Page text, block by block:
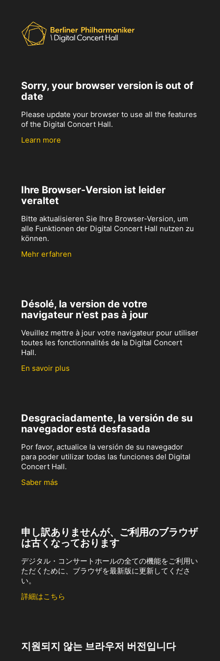
Sorry, your browser version is out of
date
Please update your browser to use all the features
of the Digital Concert Hall.
Learn more
Ihre Browser-Version ist leider
veraltet
Bitte aktualisieren Sie Ihre Browser-Version, um
alle Funktionen der Digital Concert Hall nutzen zu
können.
Mehr erfahren
Désolé, la version de votre
navigateur n’est pas à jour
Veuillez mettre à jour votre navigateur pour utiliser
toutes les fonctionnalités de la Digital Concert
Hall.
En savoir plus
Desgraciadamente, la versión de su
navegador está desfasada
Por favor, actualice la versión de su navegador
para poder utilizar todas las funciones del Digital
Concert Hall.
Saber más
申し訳ありませんが、ご利用のブラウザ
は古くなっております
デジタル・コンサートホールの全ての機能をご利用い
ただくために、ブラウザを最新版に更新してくださ
い。
詳細はこちら
지원되지 않는 브라우저 버전입니다